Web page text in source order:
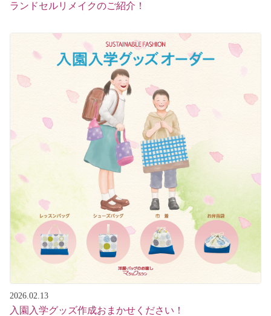
ランドセルリメイクのご紹介！
2026.02.13
入園入学グッズ作成おまかせください！